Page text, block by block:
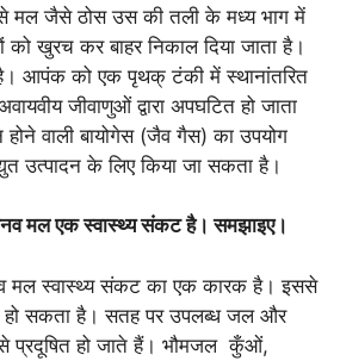
मल जैसे ठोस उस की तली के मध्य भाग में
को खुरच कर बाहर निकाल दिया जाता है।
आपंक को एक पृथक् टंकी में स्थानांतरित
जीवाणुओं द्वारा अपघटित हो जाता
वाली बायोगेस (जैव गैस) का उपयोग
उत्पादन के लिए किया जा सकता है।
मल एक स्वास्थ्य संकट है। समझाइए।
मल स्वास्थ्य संकट का एक कारक है। इससे
सकता है। सतह पर उपलब्ध जल और
प्रदूषित हो जाते हैं। भौमजल कुँओं,